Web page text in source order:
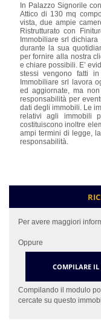
In Palazzo Signorile
Attico di 130 mq
vista, due ampie
Ristrutturato con
Immobiliare srl
durante la sua
per fornire alla nostra
e chiare possibili. E’
stessi vengono fatti
Immobiliare srl lavora
ed aggiornate, ma
responsabilità per
dati degli immobili. Le
relativi agli immobili
costituiscono inoltre
ampi termini di legge,
responsabilità.
Per avere maggiori
Oppure
COMPILARE
Compilando il modulo
cercate su questo